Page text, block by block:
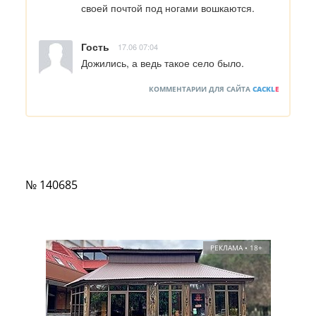
своей почтой под ногами вошкаются.
Гость 17.06 07:04
Дожились, а ведь такое село было.
КОММЕНТАРИИ ДЛЯ САЙТА CACKLE
№ 140685
РЕКЛАМА • 18+